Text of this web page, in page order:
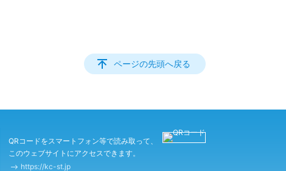
ページの先頭へ戻る
QRコードをスマートフォン等で読み取って、
このウェブサイトにアクセスできます。
https://kc-st.jp